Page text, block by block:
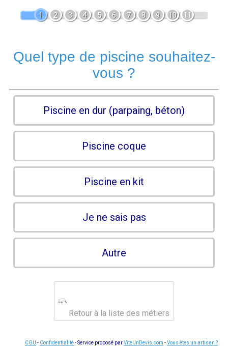
1 2 3 4 5 6 7 8 9 10 11
Quel type de piscine souhaitez-
vous ?
Piscine en dur (parpaing, béton)
Piscine coque
Piscine en kit
Je ne sais pas
Autre
Retour à la liste des métiers
CGU - Confidentialité- Service proposé parViteUnDevis.com -Vous êtes un artisan ?